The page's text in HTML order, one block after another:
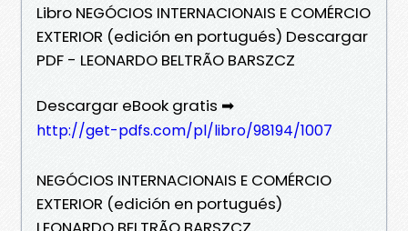
Libro NEGÓCIOS INTERNACIONAIS E COMÉRCIO
EXTERIOR (edición en portugués) Descargar
PDF - LEONARDO BELTRÃO BARSZCZ
Descargar eBook gratis ➡
http://get-pdfs.com/pl/libro/98194/1007
NEGÓCIOS INTERNACIONAIS E COMÉRCIO
EXTERIOR (edición en portugués)